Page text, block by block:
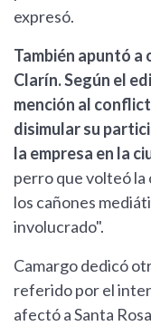
expresó.
También apuntó
Clarín. Según el
mención al
disimular su
la empresa en la
perro que volteó la
los cañones
involucrado".
Camargo dedicó
referido por el
afectó a Santa